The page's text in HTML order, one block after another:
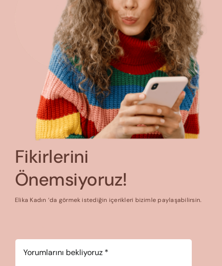
Fikirlerini
Önemsiyoruz!
Elika Kadın ‘da görmek istediğin içerikleri bizimle paylaşabilirsin.